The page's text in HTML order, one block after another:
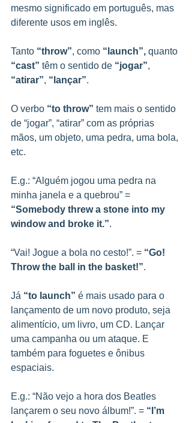
mesmo significado em português, mas
diferente usos em inglês.
Tanto “throw”, como “launch”, quanto
“cast” têm o sentido de “jogar”,
“atirar”, “lançar”.
O verbo “to throw” tem mais o sentido
de “jogar”, “atirar” com as próprias
mãos, um objeto, uma pedra, uma bola,
etc.
E.g.: “Alguém jogou uma pedra na
minha janela e a quebrou” =
“Somebody threw a stone into my
window and broke it.”.
“Vai! Jogue a bola no cesto!”. = “Go!
Throw the ball in the basket!”.
Já “to launch” é mais usado para o
lançamento de um novo produto, seja
alimentício, um livro, um CD. Lançar
uma campanha ou um ataque. E
também para foguetes e ônibus
espaciais.
E.g.: “Não vejo a hora dos Beatles
lançarem o seu novo álbum!”. = “I’m